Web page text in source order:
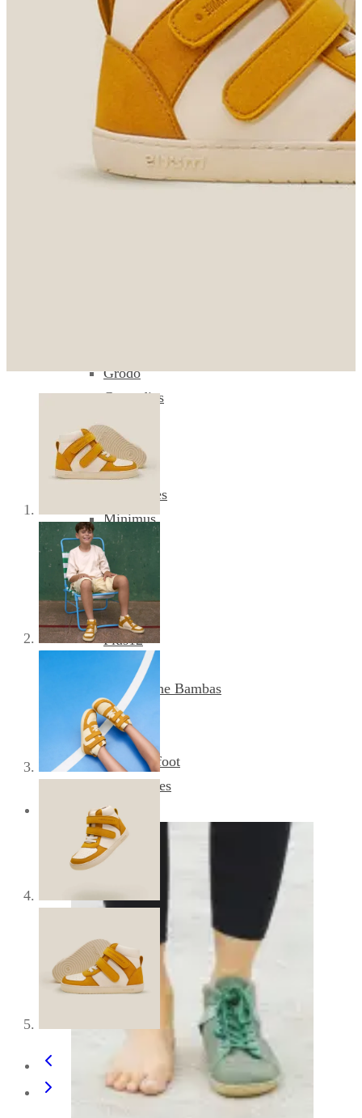
Čevlji
Sandali
Copati
Dežni škornji
Obutev za prve korake
Gležnarji
Zimski škornji
Nogavice
Grödo
Groundies
Joma
Koel
Mukishoes
Minimus
Muris
Nanga
Pegres
Plus12
Reima
Sambas the Bambas
Skinners
Tikki
Vivobarefoot
Xero Shoes
Obutev za odrasle